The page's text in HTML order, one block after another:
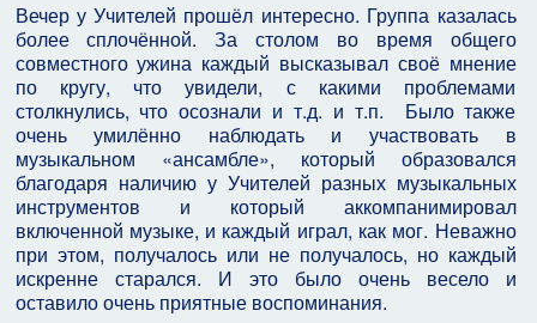
Вечер у Учителей прошёл интересно. Группа казалась
более сплочённой. За столом во время общего
совместного ужина каждый высказывал своё мнение
по кругу, что увидели, с какими проблемами
столкнулись, что осознали и т.д. и т.п. Было также
очень умилённо наблюдать и участвовать в
музыкальном «ансамбле», который образовался
благодаря наличию у Учителей разных музыкальных
инструментов и который аккомпанимировал
включенной музыке, и каждый играл, как мог. Неважно
при этом, получалось или не получалось, но каждый
искренне старался. И это было очень весело и
оставило очень приятные воспоминания.